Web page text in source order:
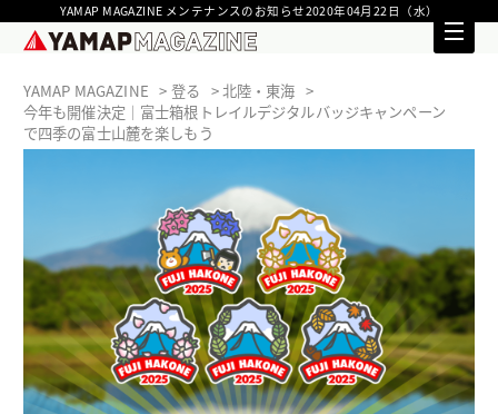
YAMAP MAGAZINE メンテナンスのお知らせ2020年04月22日（水）
YAMAP MAGAZINE 登る
北陸・東海
今年も開催決定｜富士箱根トレイルデジタルバッジキャンペーン
で四季の富士山麓を楽しもう